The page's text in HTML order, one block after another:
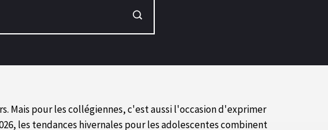
Mais pour les collégiennes, c'est aussi l'occasion d'exprimer
les tendances hivernales pour les adolescentes combinent